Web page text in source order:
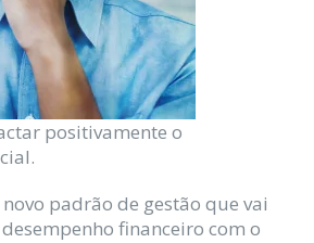
positivamente o
padrão de gestão que vai
financeiro com o